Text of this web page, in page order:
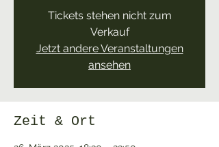
Tickets stehen nicht zum
Verkauf
Jetzt andere Veranstaltungen
ansehen
Zeit & Ort